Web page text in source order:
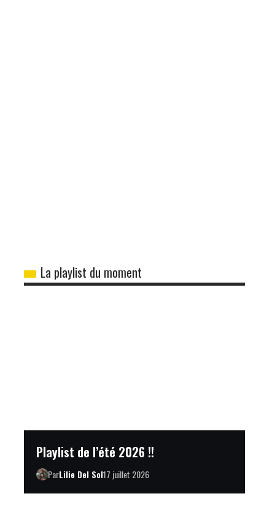
La playlist du moment
Playlist de l’été 2026 !!
ParLilie Del Sol17 juillet 2026